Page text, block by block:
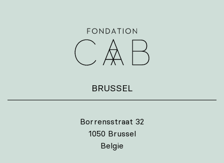
BRUSSEL
Borrensstraat 32
1050 Brussel
Belgie